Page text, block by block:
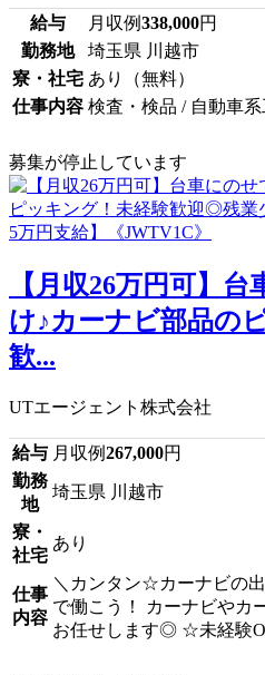
給与 月収例338,000円
勤務地
埼玉県 川越市
寮・社宅 あり（無料）
仕事内容 検査・検品 / 自動車系
募集が停止しています
【月収26万円可】
け♪カーナビ部品の
歓...
UTエージェント株式会社
給与 月収例267,000円
勤務
地
埼玉県 川越市
寮・
社宅
あり
仕事
内容
＼カンタン☆カーナビの
で働こう！ カーナビやカ
お任せします◎ ☆未経験